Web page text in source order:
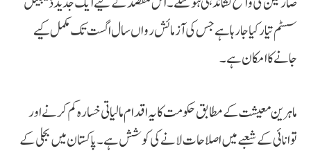
سسٹم تیار کیا جا رہا ہے جس کی آزمائش رواں سال اگست تک مکمل کیے
جانے کا امکان ہے۔
ماہرین معیشت کے مطابق حکومت کا یہ اقدام مالیاتی خسارہ کم کرنے اور
توانائی کے شعبے میں اصلاحات لانے کی کوشش ہے۔ پاکستان میں بجلی کے